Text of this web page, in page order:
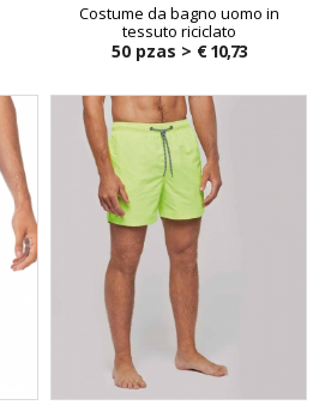
Costume da bagno uomo in
tessuto riciclato
50 pzas > € 10,73